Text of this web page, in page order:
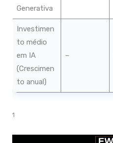
Generativa
Investimen
to médio
em IA
(Crescimen
to anual)
–
1